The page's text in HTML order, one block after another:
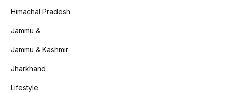
Himachal Pradesh
Jammu &
Jammu & Kashmir
Jharkhand
Lifestyle